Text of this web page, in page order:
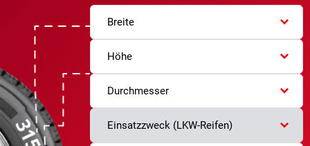
Breite
Höhe
Durchmesser
Einsatzzweck (LKW-Reifen)